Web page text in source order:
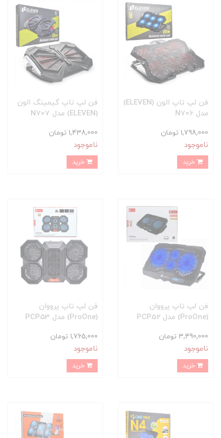
فن لپ تاپ الون (ELEVEN)
مدل N706
1,798,000 تومان
ناموجود
فن لپ تاپ گیمینگ الون
(ELEVEN) مدل N707
1,438,000 تومان
ناموجود
فن لپ تاپ پرووان
(ProOne) مدل PCP52
3,490,000 تومان
ناموجود
فن لپ تاپ پرووان
(ProOne) مدل PCP53
1,765,000 تومان
ناموجود